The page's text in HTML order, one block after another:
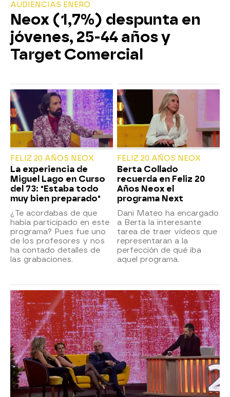
AUDIENCIAS ENERO
Neox (1,7%) despunta en
jóvenes, 25-44 años y
Target Comercial
FELIZ 20 AÑOS NEOX
La experiencia de
Miguel Lago en Curso
del 73: "Estaba todo
muy bien preparado"
¿Te acordabas de que
había participado en este
programa? Pues fue uno
de los profesores y nos
ha contado detalles de
las grabaciones.
FELIZ 20 AÑOS NEOX
Berta Collado
recuerda en Feliz 20
Años Neox el
programa Next
Dani Mateo ha encargado
a Berta la interesante
tarea de traer vídeos que
representaran a la
perfección de qué iba
aquel programa.